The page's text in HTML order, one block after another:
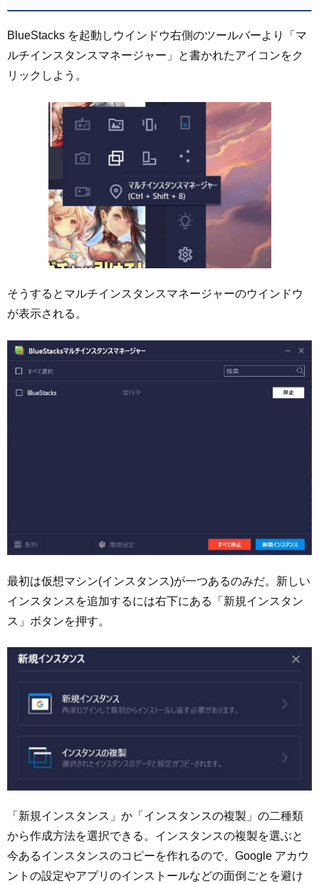
BlueStacks を起動しウインドウ右側のツールバーより「マ
ルチインスタンスマネージャー」と書かれたアイコンをク
リックしよう。
そうするとマルチインスタンスマネージャーのウインドウ
が表示される。
最初は仮想マシン(インスタンス)が一つあるのみだ。新しい
インスタンスを追加するには右下にある「新規インスタン
ス」ボタンを押す。
「新規インスタンス」か「インスタンスの複製」の二種類
から作成方法を選択できる。インスタンスの複製を選ぶと
今あるインスタンスのコピーを作れるので、Google アカウ
ントの設定やアプリのインストールなどの面倒ごとを避け